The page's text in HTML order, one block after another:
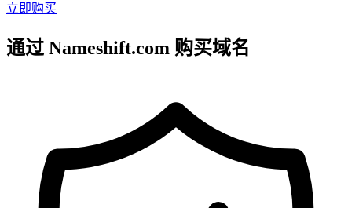
立即购买
通过 Nameshift.com 购买域名